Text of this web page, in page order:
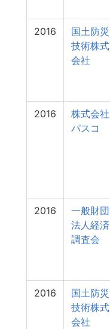
2016
国土防災
技術株式
会社
2016
株式会社
パスコ
2016
一般財団
法人経済
調査会
2016
国土防災
技術株式
会社